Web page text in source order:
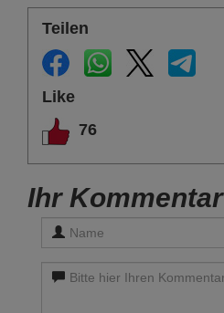
Teilen
Like
76
Ihr Kommentar